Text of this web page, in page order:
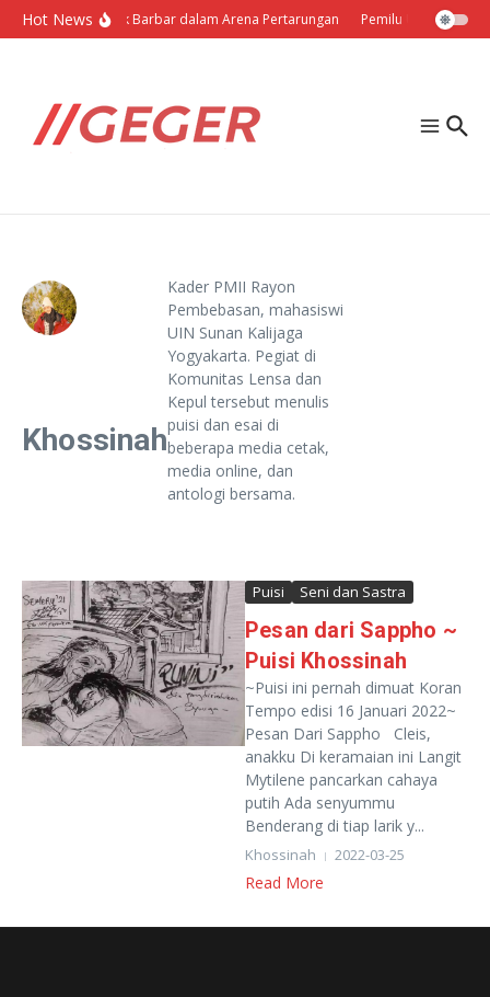
Lewati ke konten
Hot NewsPolitik Barbar dalam Arena Pertarungan Pemilu Ukraina:
Khossinah
Kader PMII Rayon
Pembebasan, mahasiswi
UIN Sunan Kalijaga
Yogyakarta. Pegiat di
Komunitas Lensa dan
Kepul tersebut menulis
puisi dan esai di
beberapa media cetak,
media online, dan
antologi bersama.
Puisi Seni dan Sastra
Pesan dari Sappho ~
Puisi Khossinah
~Puisi ini pernah dimuat Koran
Tempo edisi 16 Januari 2022~
Pesan Dari Sappho Cleis,
anakku Di keramaian ini Langit
Mytilene pancarkan cahaya
putih Ada senyummu
Benderang di tiap larik y...
Khossinah 2022-03-25
Read More